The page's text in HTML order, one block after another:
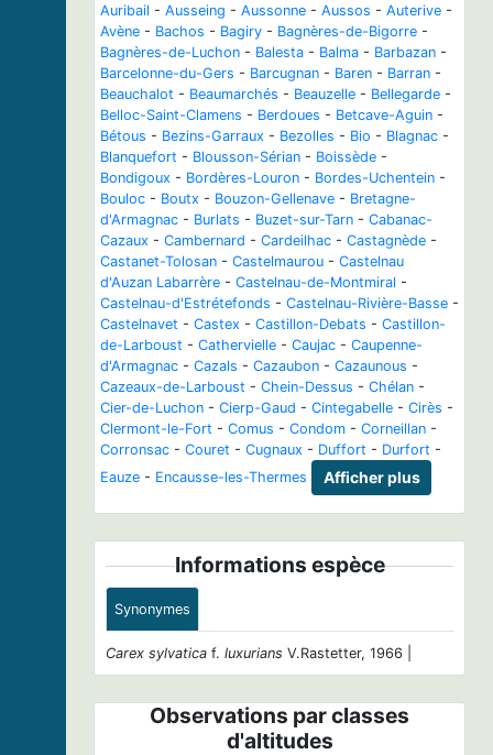
Auribail - Ausseing - Aussonne - Aussos - Auterive -
Avène - Bachos - Bagiry - Bagnères-de-Bigorre -
Bagnères-de-Luchon - Balesta - Balma - Barbazan -
Barcelonne-du-Gers - Barcugnan - Baren - Barran -
Beauchalot - Beaumarchés - Beauzelle - Bellegarde -
Belloc-Saint-Clamens - Berdoues - Betcave-Aguin -
Bétous - Bezins-Garraux - Bezolles - Bio - Blagnac -
Blanquefort - Blousson-Sérian - Boissède -
Bondigoux - Bordères-Louron - Bordes-Uchentein -
Bouloc - Boutx - Bouzon-Gellenave - Bretagne-
d'Armagnac - Burlats - Buzet-sur-Tarn - Cabanac-
Cazaux - Cambernard - Cardeilhac - Castagnède -
Castanet-Tolosan - Castelmaurou - Castelnau
d'Auzan Labarrère - Castelnau-de-Montmiral -
Castelnau-d'Estrétefonds - Castelnau-Rivière-Basse -
Castelnavet - Castex - Castillon-Debats - Castillon-
de-Larboust - Cathervielle - Caujac - Caupenne-
d'Armagnac - Cazals - Cazaubon - Cazaunous -
Cazeaux-de-Larboust - Chein-Dessus - Chélan -
Cier-de-Luchon - Cierp-Gaud - Cintegabelle - Cirès -
Clermont-le-Fort - Comus - Condom - Corneillan -
Corronsac - Couret - Cugnaux - Duffort - Durfort -
Eauze - Encausse-les-Thermes Afficher plus
Informations espèce
Synonymes
Carex sylvatica f. luxurians V.Rastetter, 1966 |
Observations par classes
d'altitudes